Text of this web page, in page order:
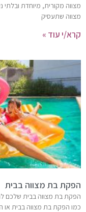
מצווה מקורית, מיוחדת
מצווה שתעסיק
קרא/י עוד »
הפקת בת מצווה בבית
הפקת בת מצווה בבית שלכם
כמו הפקת בת מצווה בבית או